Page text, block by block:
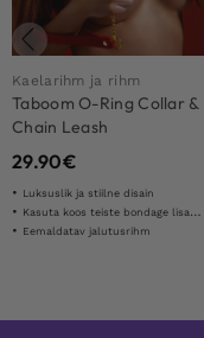
Kaelarihm ja rihm
Taboom O-Ring Collar &
Chain Leash
29.90€
Luksuslik ja stiilne disain
Kasuta koos teiste bondage lisatarvikutega
Eemaldatav jalutusrihm